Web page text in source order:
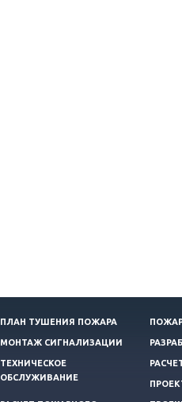
ПЛАН ТУШЕНИЯ ПОЖАРА
МОНТАЖ СИГНАЛИЗАЦИИ
ТЕХНИЧЕСКОЕ
ОБСЛУЖИВАНИЕ